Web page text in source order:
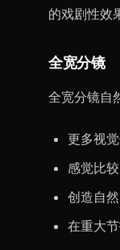
的戏剧性效
全宽分镜
全宽分镜自
更多视
感觉比
创造自
在重大